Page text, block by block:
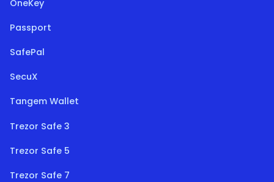
OneKey
Passport
SafePal
SecuX
Tangem Wallet
Trezor Safe 3
Trezor Safe 5
Trezor Safe 7